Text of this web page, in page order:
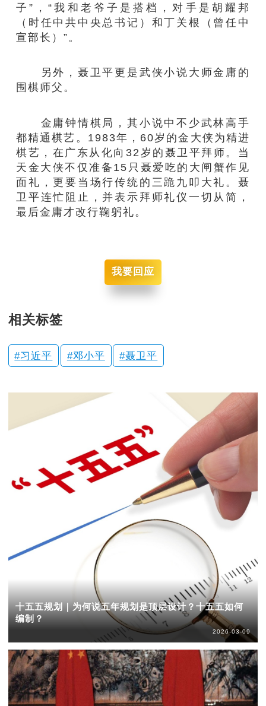
子”，“我和老爷子是搭档，对手是胡耀邦
（时任中共中央总书记）和丁关根（曾任中
宣部长）”。
另外，聂卫平更是武侠小说大师金庸的
围棋师父。
金庸钟情棋局，其小说中不少武林高手
都精通棋艺。1983年，60岁的金大侠为精进
棋艺，在广东从化向32岁的聂卫平拜师。当
天金大侠不仅准备15只聂爱吃的大闸蟹作见
面礼，更要当场行传统的三跪九叩大礼。聂
卫平连忙阻止，并表示拜师礼仪一切从简，
最后金庸才改行鞠躬礼。
我要回应
相关标签
习近平 邓小平 聂卫平
十五五规划｜为何说五年规划是顶层设计？十五五如何
编制？
2026-03-09